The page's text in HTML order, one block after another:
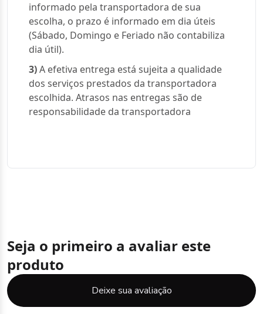
informado pela transportadora de sua
escolha, o prazo é informado em dia úteis
(Sábado, Domingo e Feriado não contabiliza
dia útil).
3)A efetiva entrega está sujeita a qualidade
dos serviços prestados da transportadora
escolhida. Atrasos nas entregas são de
responsabilidade da transportadora
Seja o primeiro a avaliar este
produto
Deixe sua avaliação